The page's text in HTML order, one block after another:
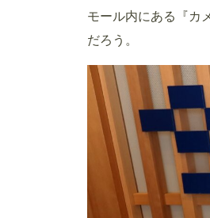
モール内にある『カ
だろう。